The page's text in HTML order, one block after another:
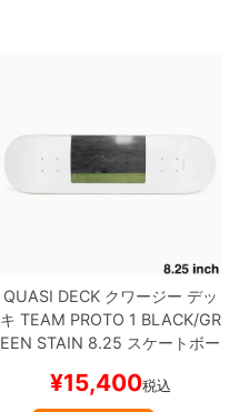
QUASI DECKクワージー デッ
キ TEAM PROTO 1 BLACK/GR
EEN STAIN 8.25 スケートボー
¥15,400税込